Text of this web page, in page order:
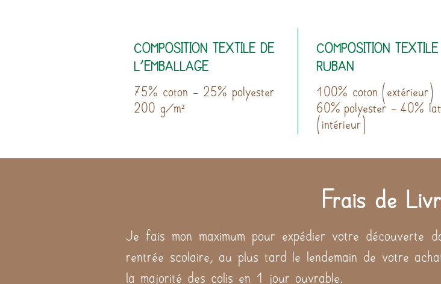
COMPOSITION TEXTILE DE
L'EMBALLAGE
75% coton - 25% polyester
200 g/m²
COMPOSITION TEXTILE
RUBAN
100% coton (extérieur)
60% polyester - 40%
(intérieur)
Frais de
Je fais mon maximum pour expédier votre découverte
rentrée scolaire, au plus tard le lendemain de votre
la majorité des colis en 1 jour ouvrable.